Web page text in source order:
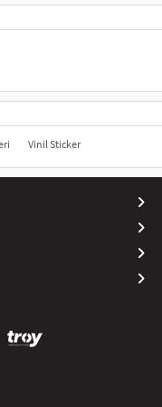
Vinil Sticker